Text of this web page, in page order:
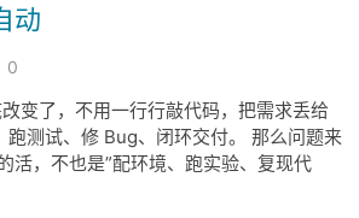
动
0
变了，不用一行行敲代码，把需求丢给
跑测试、修 Bug、闭环交付。 那么问题来
活，不也是”配环境、跑实验、复现代